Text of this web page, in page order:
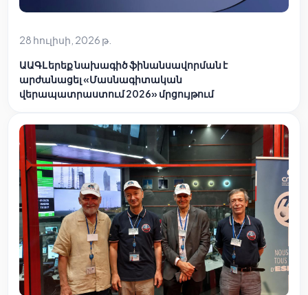
28 հուլիսի, 2026 թ.
ԱԱԳԼ երեք նախագիծ ֆինանսավորման է
արժանացել «Մասնագիտական
վերապատրաստում 2026» մրցույթում